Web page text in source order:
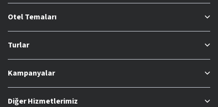
Otel Temaları
Turlar
Kampanyalar
Diğer Hizmetlerimiz